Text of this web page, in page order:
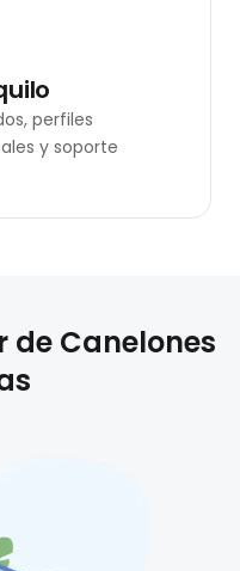
perfiles
y soporte
de Canelones